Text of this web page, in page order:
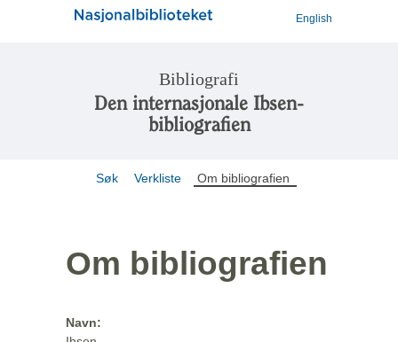
English
Bibliografi
Den internasjonale Ibsen-
bibliografien
Søk Verkliste Om bibliografien
Om bibliografien
Navn: